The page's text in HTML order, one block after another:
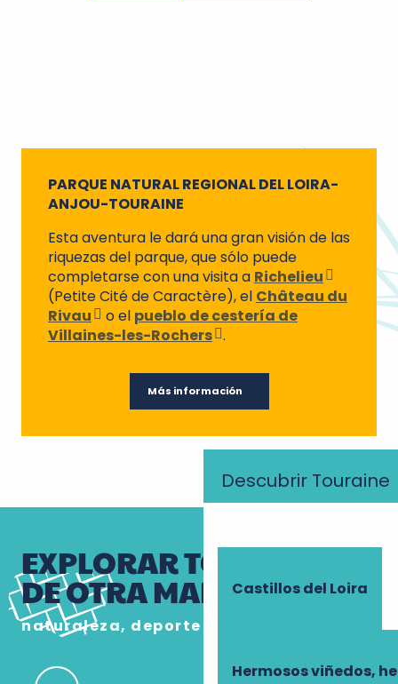
Descubrir Touraine
Castillos del Loira
Hermosos viñedos,
PARQUE NATURAL REGIONAL DEL LOIRA-
ANJOU-TOURAINE
Esta aventura le dará una gran visión de las
riquezas del parque, que sólo puede
completarse con una visita a Richelieu
(Petite Cité de Caractère), el Château du
Rivau
o el pueblo de cestería de
Villaines-les-Rochers .
Más información
EXPLORAR TOURAINE
DE OTRA MANERA
naturaleza, deporte y sabores